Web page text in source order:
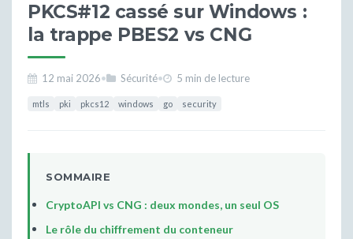
PKCS#12 cassé sur Windows :
la trappe PBES2 vs CNG
12 mai 2026• Sécurité• 5 min de lecture
mtls pki pkcs12 windows go security
SOMMAIRE
CryptoAPI vs CNG : deux mondes, un seul OS
Le rôle du chiffrement du conteneur